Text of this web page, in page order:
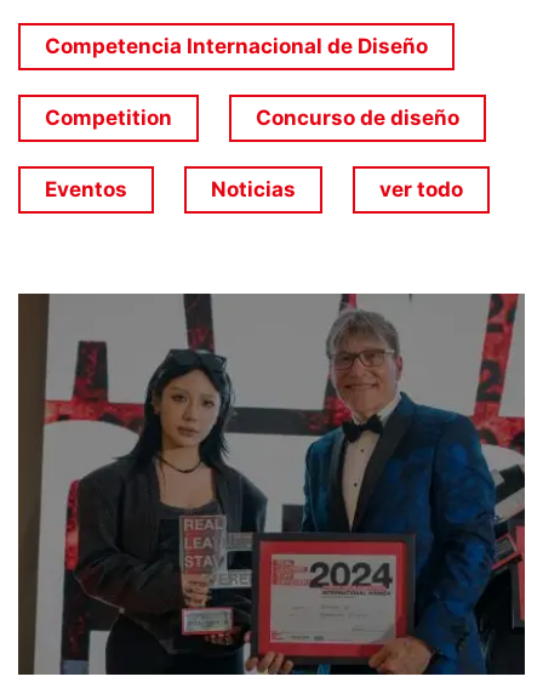
Competencia Internacional de Diseño
Competition Concurso de diseño
Eventos Noticias ver todo